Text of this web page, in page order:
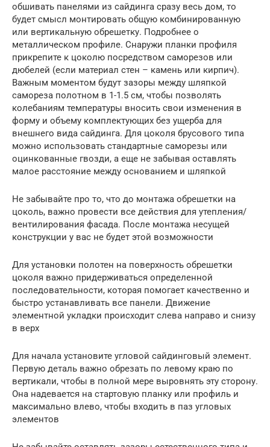
обшивать панелями из сайдинга сразу весь дом, то
будет смысл монтировать общую комбинированную
или вертикальную обрешетку. Подробнее о
металлическом профиле. Снаружи планки профиля
прикрепите к цоколю посредством саморезов или
дюбелей (если материал стен – камень или кирпич).
Важным моментом будут зазоры между шляпкой
самореза полотном в 1-1.5 см, чтобы позволять
колебаниям температуры вносить свои изменения в
форму и объему комплектующих без ущерба для
внешнего вида сайдинга. Для цоколя брусового типа
можно использовать стандартные саморезы или
оцинкованные гвозди, а еще не забывая оставлять
малое расстояние между основанием и шляпкой
Не забывайте про то, что до монтажа обрешетки на
цоколь, важно провести все действия для утепления/
вентилирования фасада. После монтажа несущей
конструкции у вас не будет этой возможности
Для установки полотен на поверхность обрешетки
цоколя важно придерживаться определенной
последовательности, которая помогает качественно и
быстро устанавливать все панели. Движение
элементной укладки происходит слева направо и снизу
в верх
Для начала установите угловой сайдинговый элемент.
Первую деталь важно обрезать по левому краю по
вертикали, чтобы в полной мере выровнять эту сторону.
Она надевается на стартовую планку или профиль и
максимально влево, чтобы входить в паз угловых
элементов